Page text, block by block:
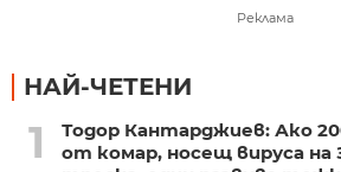
Реклама
НАЙ-ЧЕТЕНИ
1
Тодор Кантарджиев: Ако
от комар, носещ вируса на